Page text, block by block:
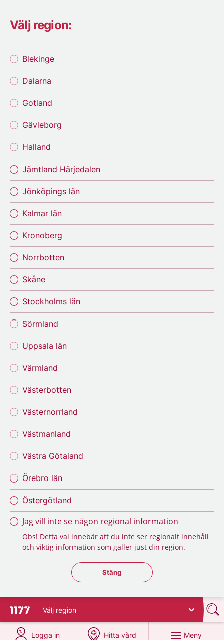
Välj region:
Blekinge
Dalarna
Gotland
Gävleborg
Halland
Jämtland Härjedalen
Jönköpings län
Kalmar län
Kronoberg
Norrbotten
Skåne
Stockholms län
Sörmland
Uppsala län
Värmland
Västerbotten
Västernorrland
Västmanland
Västra Götaland
Örebro län
Östergötland
Jag vill inte se någon regional information
Obs! Detta val innebär att du inte ser regionalt innehåll
och viktig information som gäller just din region.
Stäng regionsväljaren
Stäng
Till startsidan för 1177
Välj region
Logga in
på 1177.se
Hitta vård
på 1177.se
Meny